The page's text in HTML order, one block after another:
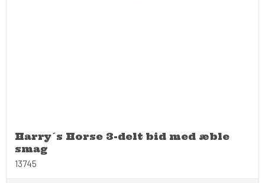
Harry´s Horse 3-delt bid med æble
smag
13745